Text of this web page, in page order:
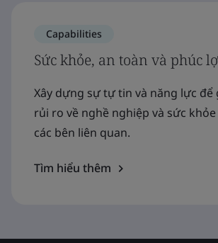
Capabilities
Sức khỏe, an toàn và phúc
Xây dựng sự tự tin và năng lực để
rủi ro về nghề nghiệp và sức
các bên liên quan.
Tìm hiểu thêm